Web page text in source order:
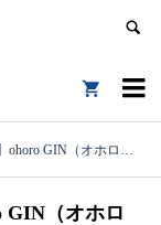


47％ ｸﾗﾌﾄｼﾞﾝ、八海山、ニセコ蒸留所
GIN（オホロ